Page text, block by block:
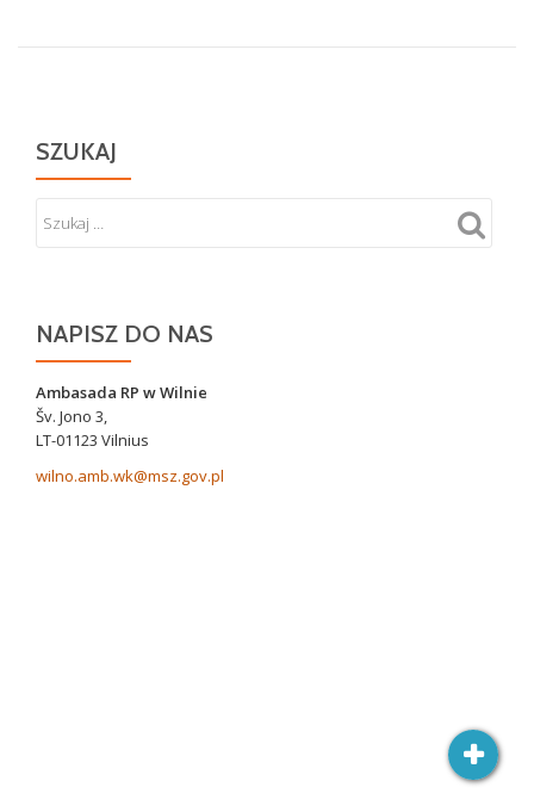
w
SZUKAJ
NAPISZ DO NAS
Ambasada RP w Wilnie
Šv. Jono 3,
LT-01123 Vilnius
wilno.amb.wk@msz.gov.pl